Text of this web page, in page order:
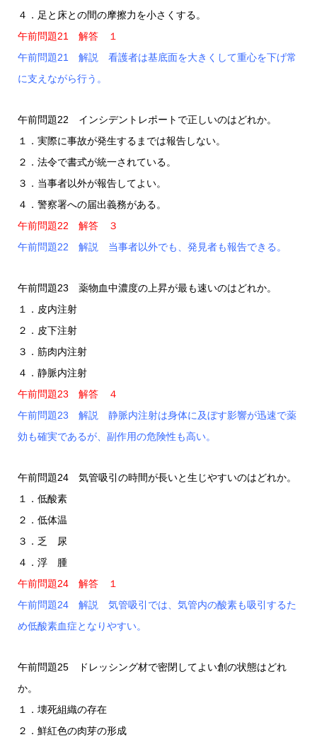
４．足と床との間の摩擦力を小さくする。
午前問題21 解答 １
午前問題21 解説 看護者は基底面を大きくして重心を下げ常
に支えながら行う。
午前問題22 インシデントレポートで正しいのはどれか。
１．実際に事故が発生するまでは報告しない。
２．法令で書式が統一されている。
３．当事者以外が報告してよい。
４．警察署への届出義務がある。
午前問題22 解答 ３
午前問題22 解説 当事者以外でも、発見者も報告できる。
午前問題23 薬物血中濃度の上昇が最も速いのはどれか。
１．皮内注射
２．皮下注射
３．筋肉内注射
４．静脈内注射
午前問題23 解答 ４
午前問題23 解説 静脈内注射は身体に及ぼす影響が迅速で薬
効も確実であるが、副作用の危険性も高い。
午前問題24 気管吸引の時間が長いと生じやすいのはどれか。
１．低酸素
２．低体温
３．乏 尿
４．浮 腫
午前問題24 解答 １
午前問題24 解説 気管吸引では、気管内の酸素も吸引するた
め低酸素血症となりやすい。
午前問題25 ドレッシング材で密閉してよい創の状態はどれ
か。
１．壊死組織の存在
２．鮮紅色の肉芽の形成